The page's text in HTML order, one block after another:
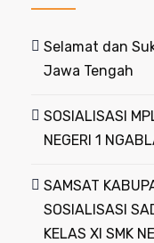
Selamat dan
Jawa Tengah
SOSIALISASI
NEGERI 1
SAMSAT
SOSIALISASI
KELAS XI SMK